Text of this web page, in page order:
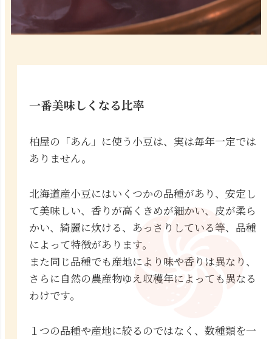
一番美味しくなる比率
柏屋の「あん」に使う小豆は、実は毎年一定では
ありません。
北海道産小豆にはいくつかの品種があり、安定し
て美味しい、香りが高くきめが細かい、皮が柔ら
かい、綺麗に炊ける、あっさりしている等、品種
によって特徴があります。
また同じ品種でも産地により味や香りは異なり、
さらに自然の農産物ゆえ収穫年によっても異なる
わけです。
１つの品種や産地に絞るのではなく、数種類を一